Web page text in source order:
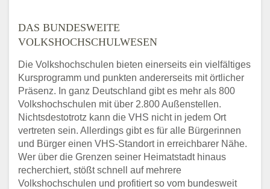
DAS BUNDESWEITE
VOLKSHOCHSCHULWESEN
Die Volkshochschulen bieten einerseits ein vielfältiges
Kursprogramm und punkten andererseits mit örtlicher
Präsenz. In ganz Deutschland gibt es mehr als 800
Volkshochschulen mit über 2.800 Außenstellen.
Nichtsdestotrotz kann die VHS nicht in jedem Ort
vertreten sein. Allerdings gibt es für alle Bürgerinnen
und Bürger einen VHS-Standort in erreichbarer Nähe.
Wer über die Grenzen seiner Heimatstadt hinaus
recherchiert, stößt schnell auf mehrere
Volkshochschulen und profitiert so vom bundesweit